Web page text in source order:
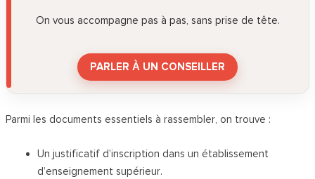
On vous accompagne pas à pas, sans prise de tête.
PARLER À UN CONSEILLER
Parmi les documents essentiels à rassembler, on trouve :
Un justificatif d’inscription dans un établissement
d’enseignement supérieur.